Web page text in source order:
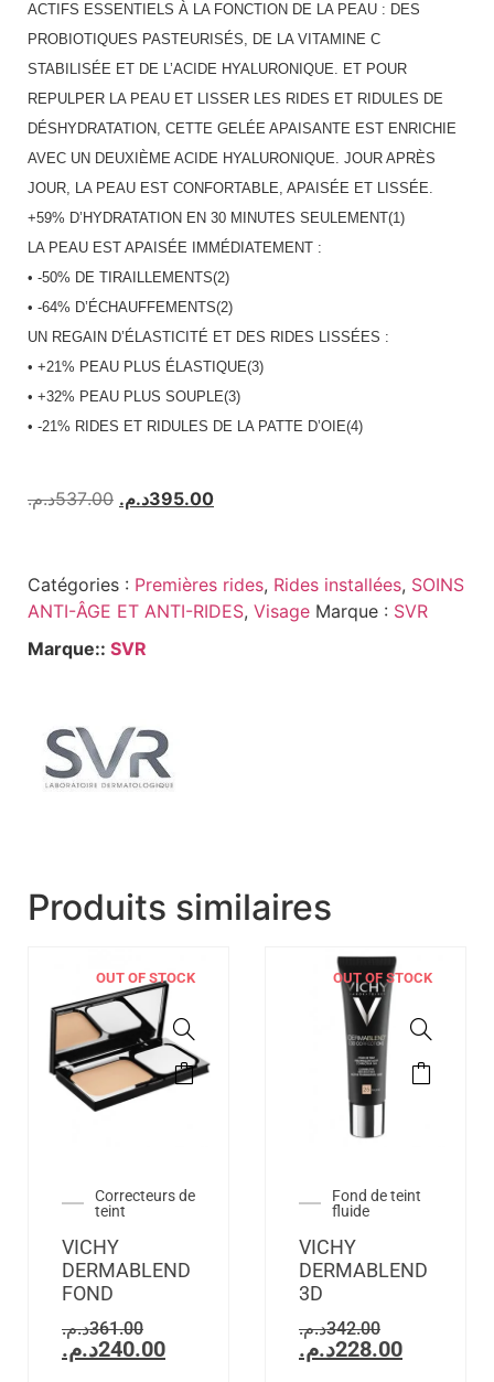
ACTIFS ESSENTIELS À LA FONCTION DE LA PEAU : DES
PROBIOTIQUES PASTEURISÉS, DE LA VITAMINE C
STABILISÉE ET DE L’ACIDE HYALURONIQUE. ET POUR
REPULPER LA PEAU ET LISSER LES RIDES ET RIDULES DE
DÉSHYDRATATION, CETTE GELÉE APAISANTE EST ENRICHIE
AVEC UN DEUXIÈME ACIDE HYALURONIQUE. JOUR APRÈS
JOUR, LA PEAU EST CONFORTABLE, APAISÉE ET LISSÉE.
+59% D’HYDRATATION EN 30 MINUTES SEULEMENT(1)
LA PEAU EST APAISÉE IMMÉDIATEMENT :
• -50% DE TIRAILLEMENTS(2)
• -64% D’ÉCHAUFFEMENTS(2)
UN REGAIN D’ÉLASTICITÉ ET DES RIDES LISSÉES :
• +21% PEAU PLUS ÉLASTIQUE(3)
• +32% PEAU PLUS SOUPLE(3)
• -21% RIDES ET RIDULES DE LA PATTE D’OIE(4)
537.00د.م. 395.00د.م.
Catégories : Premières rides, Rides installées, SOINS
ANTI-ÂGE ET ANTI-RIDES, Visage Marque : SVR
Marque:: SVR
Produits similaires
OUT OF STOCK
Correcteurs de
teint
VICHY
DERMABLEND
FOND
361.00د.م.
240.00د.م.
OUT OF STOCK
Fond de teint
fluide
VICHY
DERMABLEND
3D
342.00د.م.
228.00د.م.